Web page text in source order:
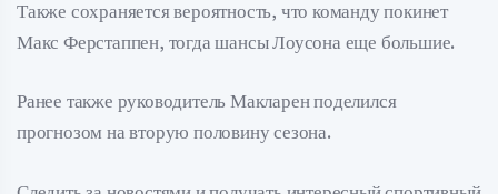
Также сохраняется вероятность, что команду покинет
Макс Ферстаппен, тогда шансы Лоусона еще большие.
Ранее также руководитель Макларен поделился
прогнозом на вторую половину сезона.